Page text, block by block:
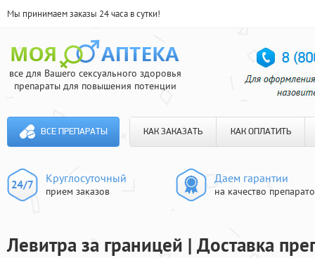
Мы принимаем заказы 24 часа в сутки!
все для Вашего сексуального здоровья
препараты для повышения потенции
ВСЕ ПРЕПАРАТЫ КАК ЗАКАЗАТЬ КАК ОПЛАТИТЬ
Круглосуточный
прием заказов
Даем гарантии
на качество
Левитра за границей | Доставка